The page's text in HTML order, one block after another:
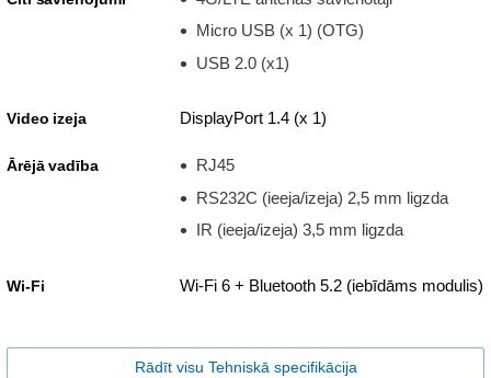
Micro USB (x 1) (OTG)
USB 2.0 (x1)
Video izeja DisplayPort 1.4 (x 1)
Ārējā vadība
RJ45
RS232C (ieeja/izeja) 2,5 mm ligzda
IR (ieeja/izeja) 3,5 mm ligzda
Wi-Fi Wi-Fi 6 + Bluetooth 5.2 (iebīdāms modulis)
Rādīt visu Tehniskā specifikācija